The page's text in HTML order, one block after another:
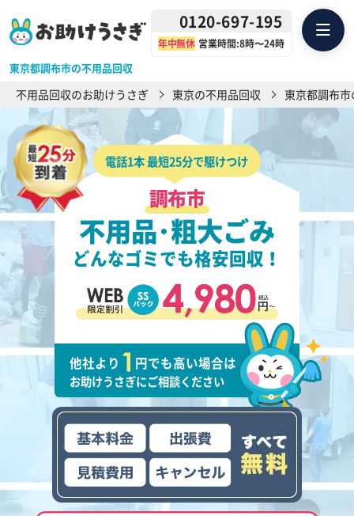
東京都調布市の不用品回収
0120-697-195
年中無休 営業時間:8時〜24時
不用品回収のお助けうさぎ 東京の不用品回収 東京都調布
電話1本 最短25分で駆けつけ
調布市
不用品･粗大ごみ
どんなゴミでも格安回収！
他社より 円でも高い場合は
お助けうさぎにご相談ください